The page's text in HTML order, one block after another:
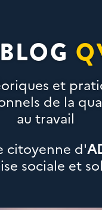
et
de la
au travail
citoyenne d'
sociale et